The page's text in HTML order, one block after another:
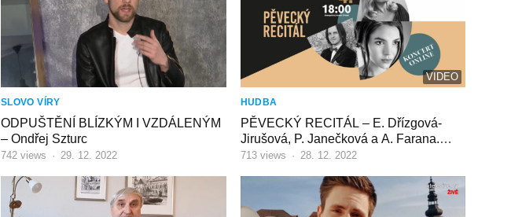
SLOVO VÍRY
ODPUŠTĚNÍ BLÍZKÝM I VZDÁLENÝM
– Ondřej Szturc
742 views · 29. 12. 2022
VIDEO
HUDBA
PĚVECKÝ RECITÁL – E. Dřízgová-
Jirušová, P. Janečková a A. Farana.
Slovo: M. Kociánová
713views · 28. 12. 2022